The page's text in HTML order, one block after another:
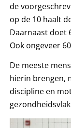
de
op de 10 haalt
Daarnaast doet
Ook ongeveer
De meeste
hierin brengen,
discipline en